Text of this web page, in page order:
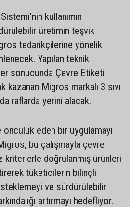
kullanımın
üretimin teşvik
tedarikçilerine yönelik
Yapılan teknik
sonucunda Çevre Etiketi
kazanan Migros markalı 3 sıvı
raflarda yerini alacak.
eden bir uygulamayı
bu çalışmayla çevre
kriterlerle doğrulanmış ürünleri
tüketicilerin bilinçli
ve sürdürülebilir
artırmayı hedefliyor.